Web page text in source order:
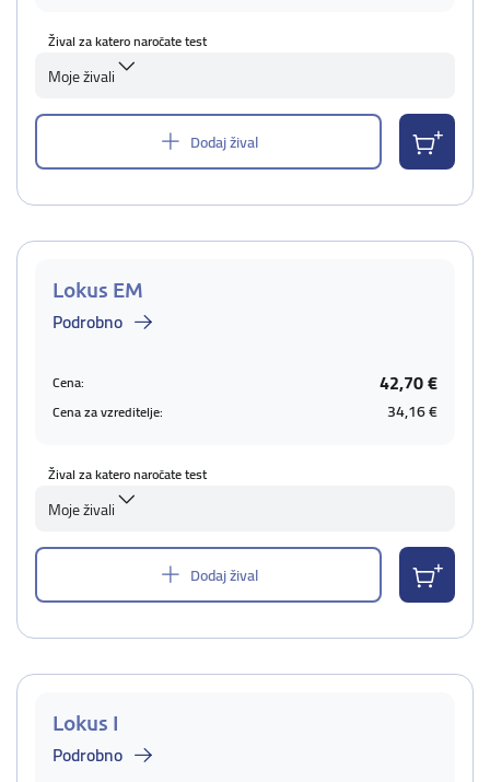
Žival za katero naročate test
Moje živali
Dodaj žival
Lokus EM
Podrobno
Cena: 42,70 €
Cena za vzreditelje: 34,16 €
Žival za katero naročate test
Moje živali
Dodaj žival
Lokus I
Podrobno